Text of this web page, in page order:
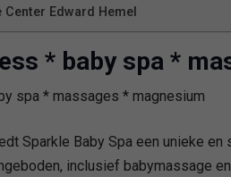
Edward Hemel
* baby spa *
Sparkle Baby Spa een unieke
inclusief babymassage